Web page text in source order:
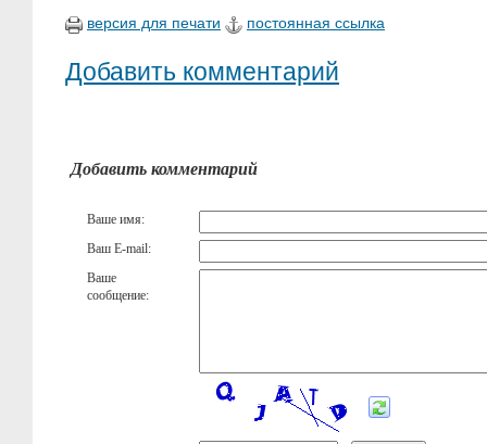
версия для печати постоянная ссылка
Добавить комментарий
Добавить комментарий
Ваше имя:
Ваш E-mail:
Ваше
сообщение: